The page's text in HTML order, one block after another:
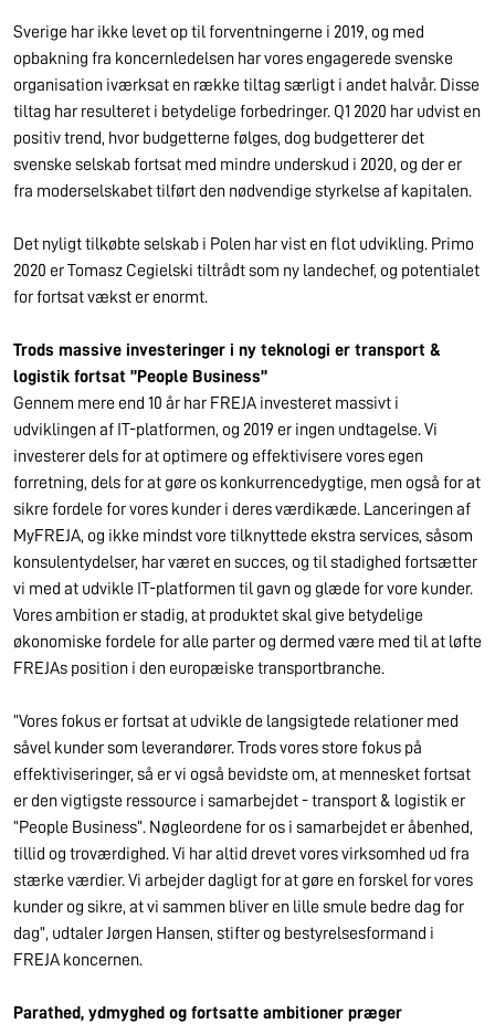
Sverige har ikke levet op til forventningerne i 2019, og med
opbakning fra koncernledelsen har vores engagerede svenske
organisation iværksat en række tiltag særligt i andet halvår. Disse
tiltag har resulteret i betydelige forbedringer. Q1 2020 har udvist en
positiv trend, hvor budgetterne følges, dog budgetterer det
svenske selskab fortsat med mindre underskud i 2020, og der er
fra moderselskabet tilført den nødvendige styrkelse af kapitalen.
Det nyligt tilkøbte selskab i Polen har vist en flot udvikling. Primo
2020 er Tomasz Cegielski tiltrådt som ny landechef, og potentialet
for fortsat vækst er enormt.
Trods massive investeringer i ny teknologi er transport &
logistik fortsat ”People Business”
Gennem mere end 10 år har FREJA investeret massivt i
udviklingen af IT-platformen, og 2019 er ingen undtagelse. Vi
investerer dels for at optimere og effektivisere vores egen
forretning, dels for at gøre os konkurrencedygtige, men også for at
sikre fordele for vores kunder i deres værdikæde. Lanceringen af
MyFREJA, og ikke mindst vore tilknyttede ekstra services, såsom
konsulentydelser, har været en succes, og til stadighed fortsætter
vi med at udvikle IT-platformen til gavn og glæde for vore kunder.
Vores ambition er stadig, at produktet skal give betydelige
økonomiske fordele for alle parter og dermed være med til at løfte
FREJAs position i den europæiske transportbranche.
”Vores fokus er fortsat at udvikle de langsigtede relationer med
såvel kunder som leverandører. Trods vores store fokus på
effektiviseringer, så er vi også bevidste om, at mennesket fortsat
er den vigtigste ressource i samarbejdet - transport & logistik er
”People Business”. Nøgleordene for os i samarbejdet er åbenhed,
tillid og troværdighed. Vi har altid drevet vores virksomhed ud fra
stærke værdier. Vi arbejder dagligt for at gøre en forskel for vores
kunder og sikre, at vi sammen bliver en lille smule bedre dag for
dag”, udtaler Jørgen Hansen, stifter og bestyrelsesformand i
FREJA koncernen.
Parathed, ydmyghed og fortsatte ambitioner præger